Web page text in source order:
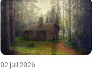
02 juli 2026